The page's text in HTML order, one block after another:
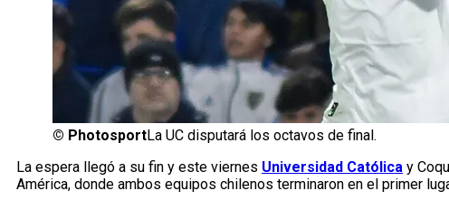
© PhotosportLa UC disputará los octavos de final.
La espera llegó a su fin y este viernes Universidad Católica y
América, donde ambos equipos chilenos terminaron en el primer